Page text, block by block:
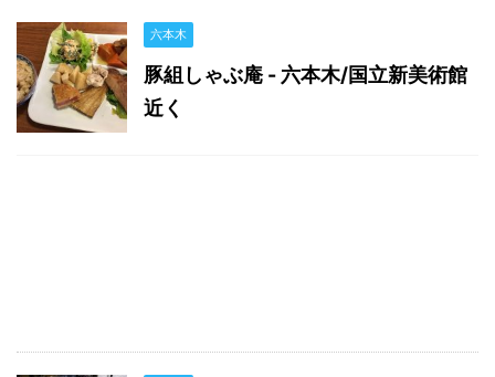
六本木
豚組しゃぶ庵 - 六本木/国立新美術館
近く